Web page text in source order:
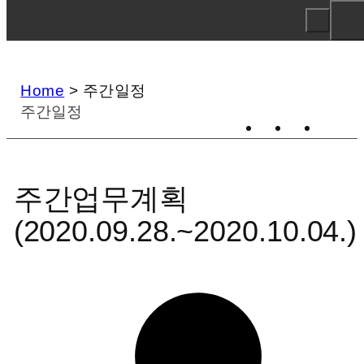
Home > 주간일정
주간일정
주간업무계획
(2020.09.28.~2020.10.04.)